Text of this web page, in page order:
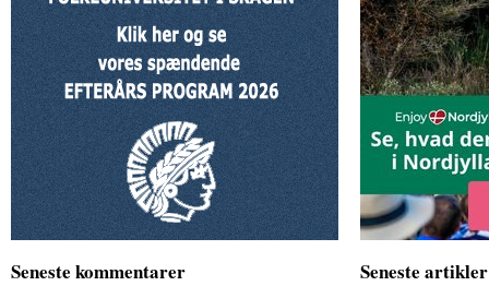
Seneste kommentarer Seneste artikler